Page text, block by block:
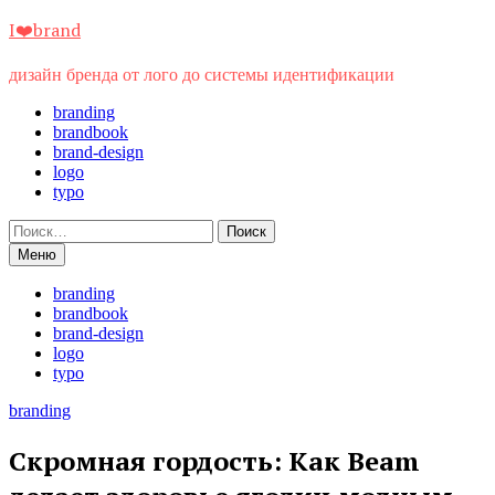
Перейти
содержимому
I❤️brand
дизайн бренда от лого до системы идентификации
branding
brandbook
brand-design
logo
typo
Найти:
Меню
branding
brandbook
brand-design
logo
typo
branding
Скромная гордость: Как Beam